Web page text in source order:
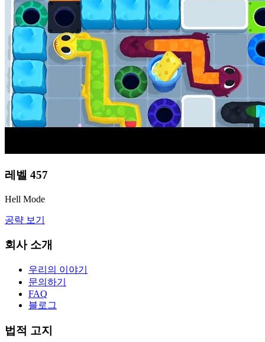
레벨 457
Hell Mode
공략 보기
회사 소개
우리의 이야기
문의하기
FAQ
블로그
법적 고지